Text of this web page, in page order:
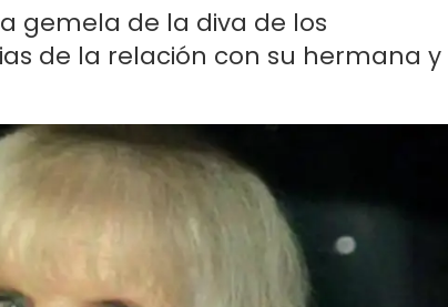
gemela de la diva de los
de la relación con su hermana y